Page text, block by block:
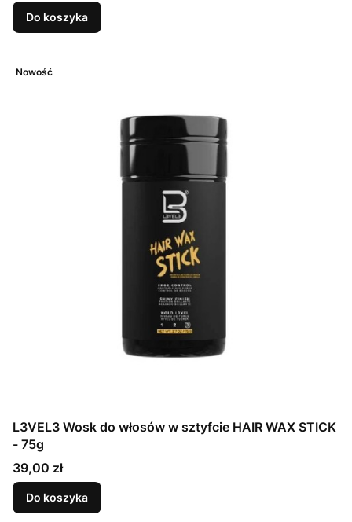
Do koszyka
Nowość
L3VEL3 Wosk do włosów w sztyfcie HAIR WAX STICK
- 75g
Cena
39,00 zł
Do koszyka